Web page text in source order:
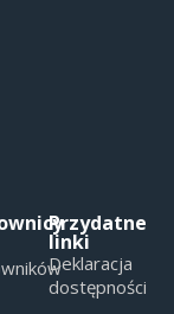
Przydatne
linki
Deklaracja
dostępności